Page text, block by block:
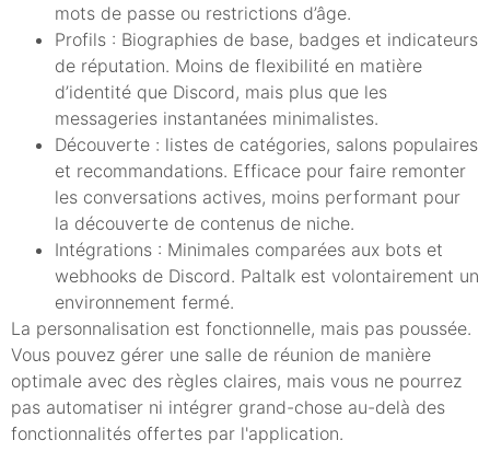
mots de passe ou restrictions d’âge.
Profils : Biographies de base, badges et indicateurs
de réputation. Moins de flexibilité en matière
d’identité que Discord, mais plus que les
messageries instantanées minimalistes.
Découverte : listes de catégories, salons populaires
et recommandations. Efficace pour faire remonter
les conversations actives, moins performant pour
la découverte de contenus de niche.
Intégrations : Minimales comparées aux bots et
webhooks de Discord. Paltalk est volontairement un
environnement fermé.
La personnalisation est fonctionnelle, mais pas poussée.
Vous pouvez gérer une salle de réunion de manière
optimale avec des règles claires, mais vous ne pourrez
pas automatiser ni intégrer grand-chose au-delà des
fonctionnalités offertes par l'application.